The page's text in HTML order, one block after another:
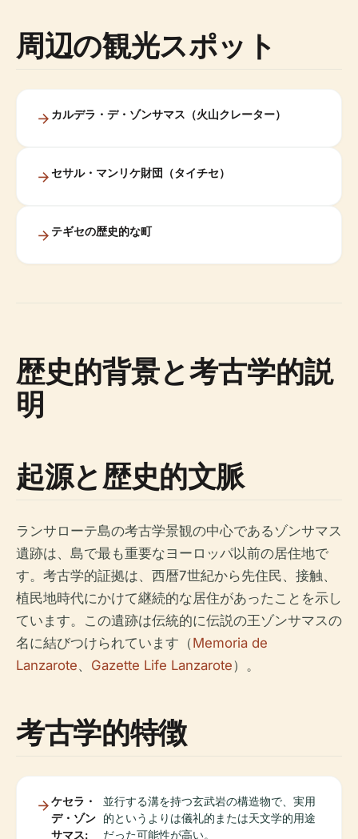
周辺の観光スポット
カルデラ・デ・ゾンサマス（火山クレーター）
セサル・マンリケ財団（タイチセ）
テギセの歴史的な町
歴史的背景と考古学的説
明
起源と歴史的文脈
ランサローテ島の考古学景観の中心であるゾンサマス
遺跡は、島で最も重要なヨーロッパ以前の居住地で
す。考古学的証拠は、西暦7世紀から先住民、接触、
植民地時代にかけて継続的な居住があったことを示し
ています。この遺跡は伝統的に伝説の王ゾンサマスの
名に結びつけられています（Memoria de
Lanzarote、 Gazette Life Lanzarote）。
考古学的特徴
ケセラ・
デ・ゾン
サマス:
並行する溝を持つ玄武岩の構造物で、実用
的というよりは儀礼的または天文学的用途
だった可能性が高い。